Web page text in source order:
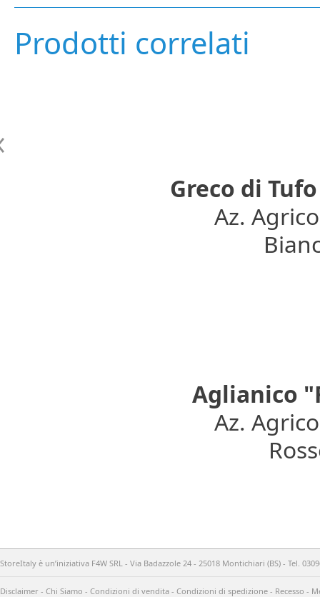
Prodotti correlati
Greco di
Az.
Aglianico
Az.
StoreItaly è un’iniziativa F4W SRL - Via Badazzole 24 - 25018 Montichiari (BS) - Tel.
Disclaimer - Chi Siamo - Condizioni di vendita - Condizioni di spedizione - Recesso -